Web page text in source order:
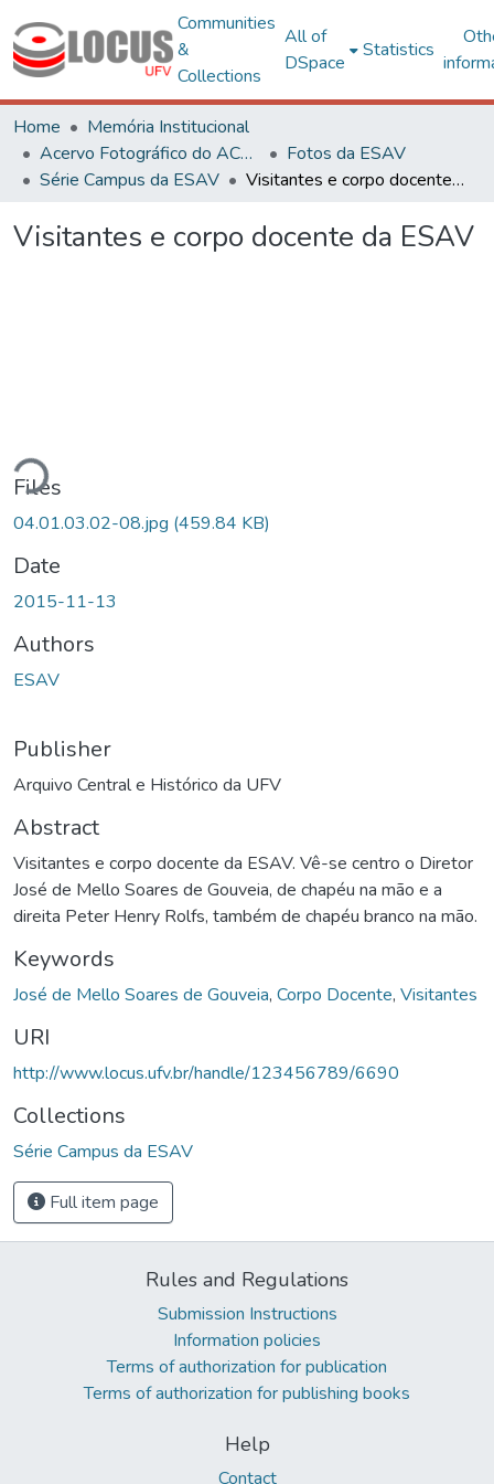
Communities
&
Collections
All of
DSpace
Statistics
Home
Memória Institucional
Acervo Fotográfico do ACH-UFV
Fotos da ESAV
Série Campus da ESAV
Visitantes e corpo docente da ESAV
Visitantes e corpo docente da ESAV
Files
04.01.03.02-08.jpg (459.84 KB)
Date
2015-11-13
Authors
ESAV
Publisher
Arquivo Central e Histórico da UFV
Abstract
Visitantes e corpo docente da ESAV. Vê-se centro o Diretor
José de Mello Soares de Gouveia, de chapéu na mão e a
direita Peter Henry Rolfs, também de chapéu branco na mão.
Keywords
José de Mello Soares de Gouveia, Corpo Docente, Visitantes
URI
http://www.locus.ufv.br/handle/123456789/6690
Collections
Série Campus da ESAV
Full item page
Rules and Regulations
Submission Instructions
Information policies
Terms of authorization for publication
Terms of authorization for publishing books
Help
Contact